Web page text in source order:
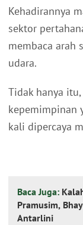
Kehadirannya
sektor
membaca arah
udara.
Tidak hanya
kepemimpinan
kali dipercaya
Baca Juga:
Pramusim,
Antarlini